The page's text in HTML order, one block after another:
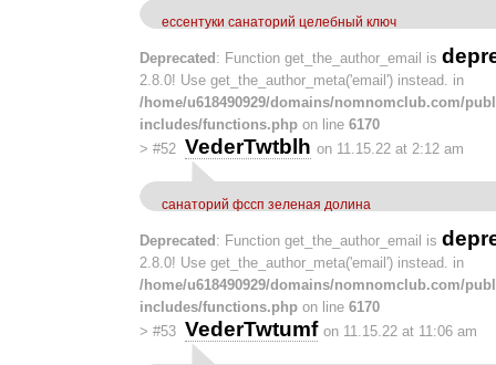
ессентуки санаторий целебный ключ
Deprecated : Function get_the_author_email is
2.8.0! Use get_the_author_meta('email') instead. in
/home/u618490929/domains/nomnomclub.com/
includes/functions.php on line 6170
> #52 VederTwtblh on 11.15.22 at 2:12 am
санаторий фссп зеленая долина
Deprecated : Function get_the_author_email is
2.8.0! Use get_the_author_meta('email') instead. in
/home/u618490929/domains/nomnomclub.com/
includes/functions.php on line 6170
> #53 VederTwtumf on 11.15.22 at 11:06 am